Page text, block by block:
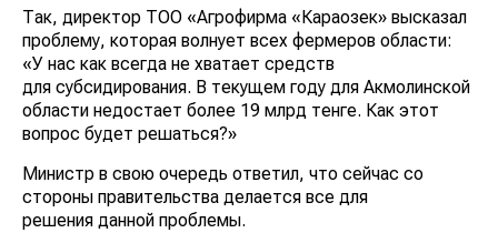
Так, директор ТОО «Агрофирма «Караозек» высказал
проблему, которая волнует всех фермеров области:
«У нас как всегда не хватает средств
для субсидирования. В текущем году для Акмолинской
области недостает более 19 млрд тенге. Как этот
вопрос будет решаться?»
Министр в свою очередь ответил, что сейчас со
стороны правительства делается все для
решения данной проблемы.